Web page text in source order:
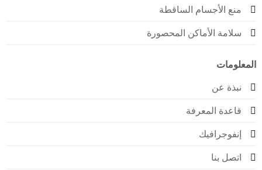
الأجسام الساقطة
الأماكن المحصورة
عن
المعرفة
بنا